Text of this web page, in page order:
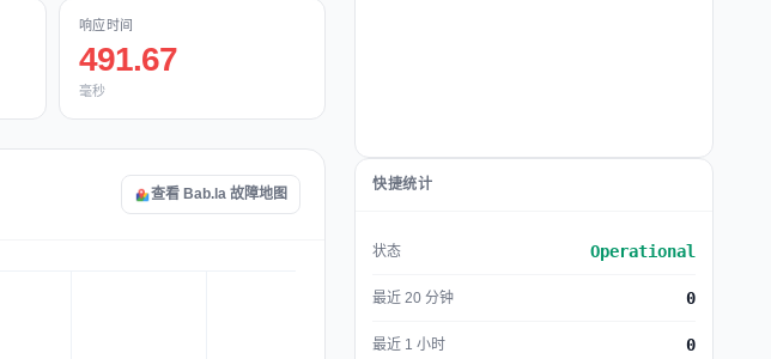
响应时间
491.67
毫秒
查看 Bab.la 故障地图
快捷统计
状态 Operational
最近 20 分钟 0
最近 1 小时 0